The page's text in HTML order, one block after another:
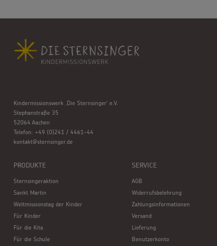
Kindermissionswerk ,Die Sternsinger’ e.V.
Stephanstraße 35
52064 Aachen
Telefon: +49 (0)241 / 4461-44
kontakt@sternsinger.de
PRODUKTE
Sternsingeraktion
Sankt Martin
Weltmissionstag der Kinder
Für Kinder
Für die Kita
Für die Schule
SERVICE
AGB
Widerrufsbelehrung
Zahlungsinformationen
Versand
Lieferung
Benutzerkonto